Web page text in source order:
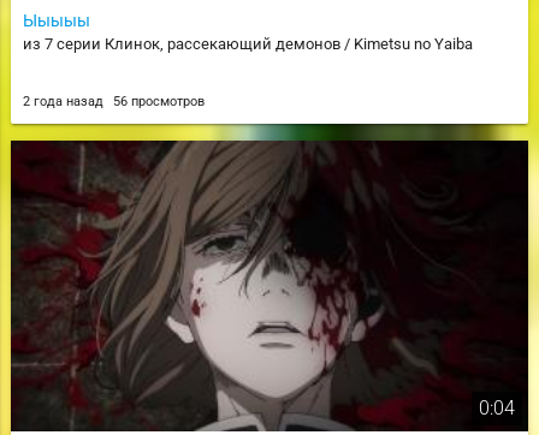
Ыыыыы
из 7 серии Клинок, рассекающий демонов / Kimetsu no Yaiba
2 года назад 56 просмотров
0:04